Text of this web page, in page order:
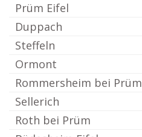
Prüm Eifel
Duppach
Steffeln
Ormont
Rommersheim bei Prüm
Sellerich
Roth bei Prüm